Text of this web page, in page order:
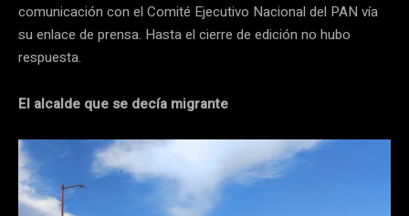
comunicación con el Comité Ejecutivo Nacional del PAN vía
su enlace de prensa. Hasta el cierre de edición no hubo
respuesta.
El alcalde que se decía migrante